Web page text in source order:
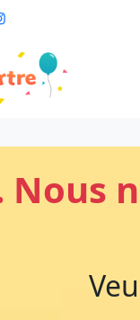
Nous